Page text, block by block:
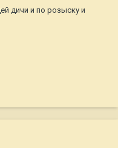
дичи и по розыску и